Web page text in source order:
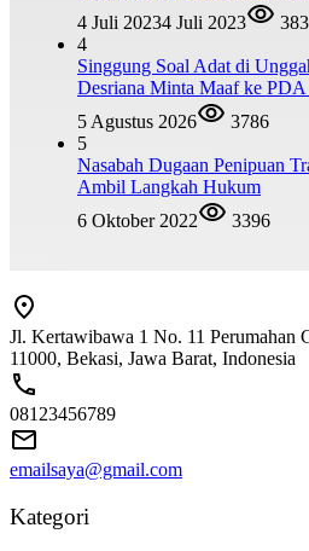
4 Juli 20234 Juli 2023
4
Singgung Soal Adat di
Desriana Minta Maaf ke
5 Agustus 2026
3786
5
Nasabah Dugaan Penipuan
Ambil Langkah Hukum
6 Oktober 2022
3396
Jl. Kertawibawa 1 No. 11 Perumahan
11000, Bekasi, Jawa Barat, Indonesia
08123456789
emailsaya@gmail.com
Kategori